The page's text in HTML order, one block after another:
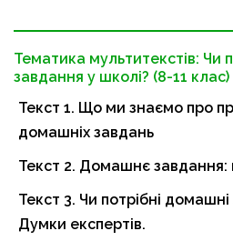
Тематика мультитекстів: Чи
завдання у школі? (8-11 клас)
Текст 1. Що ми знаємо про
домашніх завдань
Текст 2. Домашнє завдання:
Текст 3. Чи потрібні
Думки експертів.